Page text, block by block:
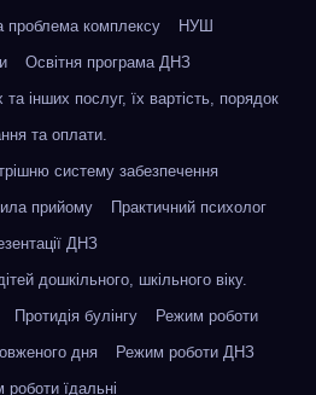
проблема комплексу
НУШ
Освітня програма ДНЗ
та інших послуг, їх вартість, порядок
та оплати.
систему забезпечення
прийому
Практичний психолог
ДНЗ
дошкільного, шкільного віку.
Протидія булінгу
Режим роботи
дня
Режим роботи ДНЗ
роботи їдальні